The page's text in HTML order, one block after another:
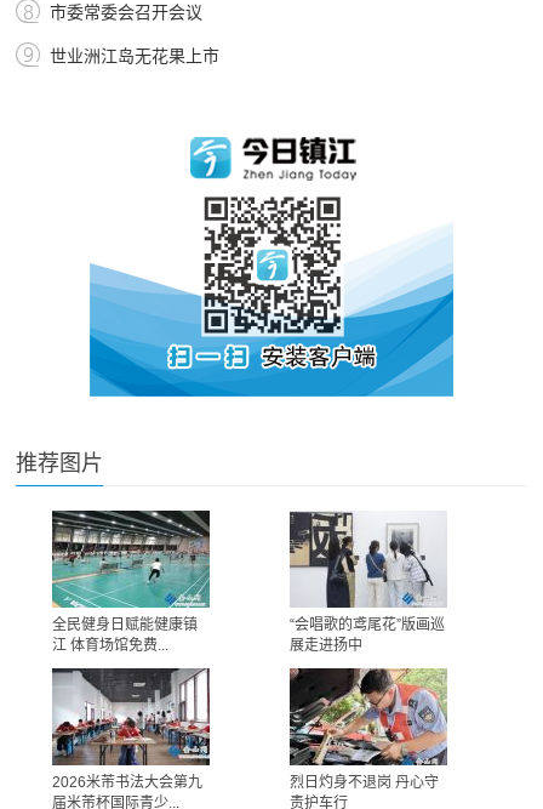
市委常委会召开会议
世业洲江岛无花果上市
推荐图片
全民健身日赋能健康镇
江 体育场馆免费...
“会唱歌的鸢尾花”版画巡
展走进扬中
2026米芾书法大会第九
届米芾杯国际青少...
烈日灼身不退岗 丹心守
责护车行